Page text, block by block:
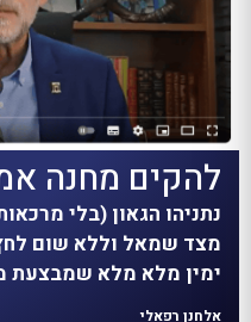
להקים מחנה
נתניהו הגאון (בלי
מצד שמאל וללא שום
ימין מלא מלא שמבצעת
אלחנן רפאלי